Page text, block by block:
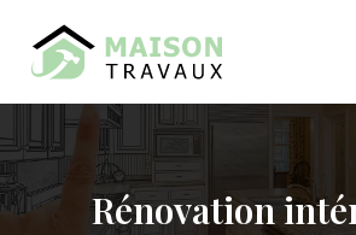
Rénovation